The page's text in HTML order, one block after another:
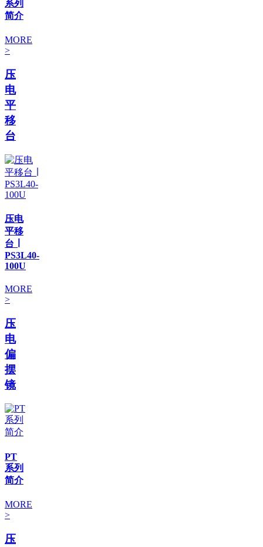
系列
简介
MORE
>
压
电
平
移
台
压电
平移
台 ∣
PS3L40-
100U
MORE
>
压
电
偏
摆
镜
PT
系列
简介
MORE
>
压